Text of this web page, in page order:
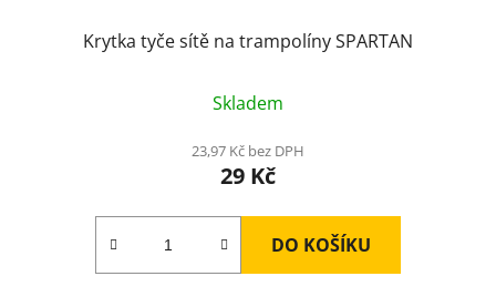
Krytka tyče sítě na trampolíny SPARTAN
Skladem
23,97 Kč bez DPH
29 Kč
DO KOŠÍKU